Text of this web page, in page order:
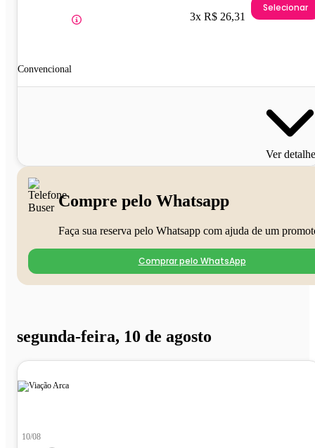
Convencional
3x R$ 26,31
Selecionar
Ver
Compre pelo Whatsapp
Faça sua reserva pelo Whatsapp com ajuda de um
Comprar pelo WhatsApp
segunda-feira, 10 de agosto
10/08